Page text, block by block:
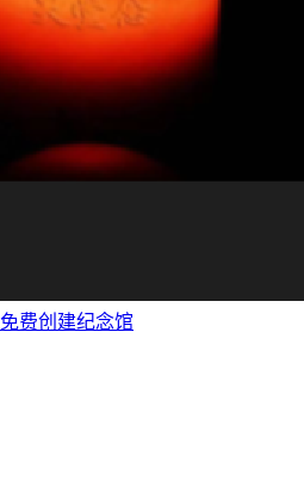
免费创建纪念馆